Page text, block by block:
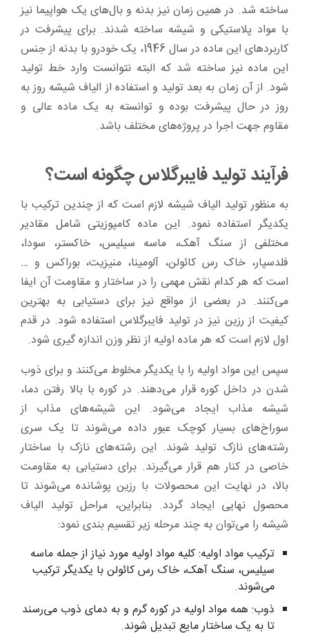
ساخته شد. در همین زمان نیز بدنه و بال‌های یک هواپیما نیز
با مواد پلاستیکی و شیشه ساخته شدند. برای پیشرفت در
کاربردهای این ماده در سال 1946، یک خودرو با بدنه از جنس
این ماده نیز ساخته شد که البته نتوانست وارد خط تولید
شود. از آن زمان به بعد تولید و استفاده از الیاف شیشه روز به
روز در حال پیشرفت بوده و توانسته به یک ماده عالی و
مقاوم جهت اجرا در پروژه‌های مختلف باشد.
فرآیند تولید فایبرگلاس چگونه است؟
به منظور تولید الیاف شیشه لازم است که از چندین ترکیب با
یکدیگر استفاده نمود. این ماده کامپوزیتی شامل مقادیر
مختلفی از سنگ آهک، ماسه سیلیس، خاکستر، سودا،
فلدسپار، خاک رس کائولن، آلومینا، منیزیت، بوراکس و …
است که هر کدام نقش مهمی را در ساختار و مقاومت آن ایفا
می‌کنند. در بعضی از مواقع نیز برای دستیابی به بهترین
کیفیت از رزین نیز در تولید فایبرگلاس استفاده شود. در قدم
اول لازم است که هر ماده اولیه از نظر وزن اندازه گیری شود.
سپس این مواد اولیه را با یکدیگر مخلوط می‌کنند و برای ذوب
شدن در داخل کوره قرار می‌دهند. در کوره با بالا رفتن دما،
شیشه مذاب ایجاد می‌شود. این شیشه‌های مذاب از
سوراخ‌های بسیار کوچک عبور داده می‌شوند تا یک سری
رشته‌های نازک تولید شوند. این رشته‌های نازک با ساختار
خاصی در کنار هم قرار می‌گیرند. برای دستیابی به مقاومت
بالا، در نهایت این محصولات با رزین پوشانده می‌شوند تا
محصول نهایی ایجاد گردد. بنابراین، مراحل تولید الیاف
شیشه را می‌توان به چند مرحله زیر تقسیم بندی نمود:
ترکیب مواد اولیه: کلیه مواد اولیه مورد نیاز از جمله ماسه
سیلیس، سنگ آهک، خاک رس کائولن با یکدیگر ترکیب
می‌شوند.
ذوب: همه مواد اولیه در کوره گرم و به دمای ذوب می‌رسند
تا به یک ساختار مایع تبدیل شوند.